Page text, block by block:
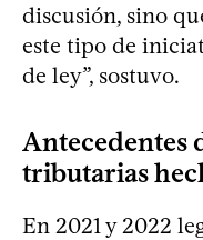
discusión, sino
este tipo de
de ley”, sostuvo.
Antecedentes
tributarias
En 2021 y 2022